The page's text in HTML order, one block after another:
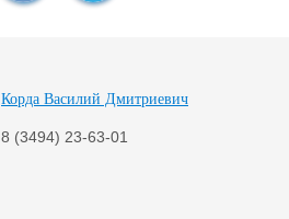
Корда Василий Дмитриевич
8 (3494) 23-63-01